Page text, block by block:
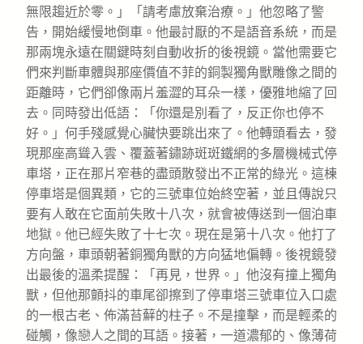
無限趨近於零。」「請考慮放棄治療。」他忽略了警
告，開始緩慢地倒車。他最討厭的不是語音系統，而是
那兩塊永遠在關鍵時刻自動收折的後視鏡。當他需要它
們來判斷車體與那座價值不菲的銅製獨角獸雕像之間的
距離時，它們卻像兩片羞澀的耳朵一樣，優雅地縮了回
去。同時發出低語：「你還是別看了，反正你也停不
好。」何手殘感覺心臟快要跳出來了。他轉頭看去，發
現那座高聳入雲、覆蓋著鏽跡斑斑鐵網的多層機械式停
車塔，正在那片窄巷的盡頭散發出不正常的綠光。這棟
停車塔是個異類，它的三號車位始終空著，並且傳說只
要有人敢在它面前失敗十八次，就會被傳送到一個泊車
地獄。他已經失敗了十七次。現在是第十八次。他打了
方向盤，車頭朝著銅獨角獸的方向猛地偏轉。後視鏡發
出最後的溫柔提醒：「再見，世界。」他沒有撞上獨角
獸，但他那顫抖的車尾卻擦到了停車塔三號車位入口處
的一根古老、佈滿苔蘚的柱子。不是撞擊，而是輕柔的
碰觸，像戀人之間的耳語。接著，一道濃郁的、像薄荷